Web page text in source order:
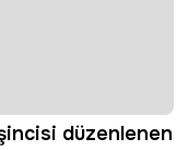
düzenlenen